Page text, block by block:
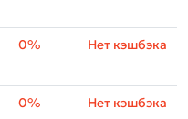
0% Нет кэшбэка
0% Нет кэшбэка